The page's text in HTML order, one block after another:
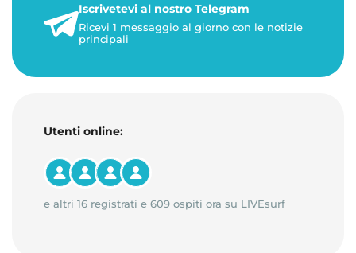
1 minuto di letturaIscrivetevi al nostro Telegram
Ricevi 1 messaggio al giorno con le notizie
principali
Utenti online:
e altri 16 registrati e 609 ospiti ora su LIVEsurf